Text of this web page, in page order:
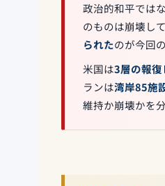
政治的和平では
のものは崩壊し
られたのが今回
米国は3層の報復
ランは湾岸85施
維持か崩壊かを分